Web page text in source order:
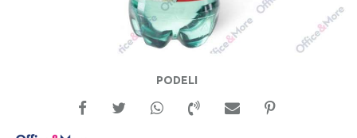
PODELI